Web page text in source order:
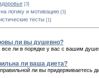
[3]
логику и мотивацию [3]
тесты [1]
ли вы душевно?
все ли в порядке у вас с вашим
ли ваша диета?
ли вы придерживаетесь